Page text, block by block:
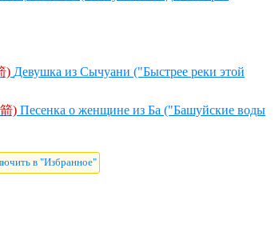
) Девушка из Сычуани ("Быстрее реки этой
) Песенка о женщине из Ба ("Башуйские воды